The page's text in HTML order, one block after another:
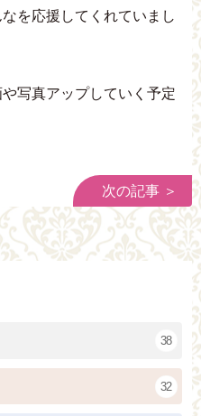
を応援してくれていまし
写真アップしていく予定
次の記事 ＞
38
32